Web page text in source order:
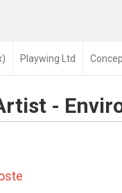
Playwing Ltd
-